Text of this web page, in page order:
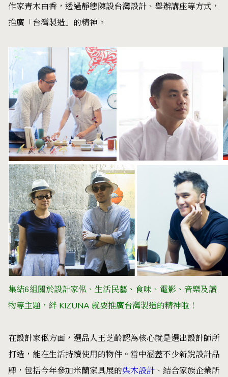
作家青木由香，透過靜態陳設台灣設計、舉辦講座等方式，
推廣「台灣製造」的精神。
集結6組關於設計家俬、生活民藝、食味、電影、音樂及讀
物等主題，絆 KIZUNA 就要推廣台灣製造的精神啦！
在設計家俬方面，選品人王芝齡認為核心就是選出設計師所
打造，能在生活持續使用的物件。當中涵蓋不少新銳設計品
牌，包括今年參加米蘭家具展的柒木設計 、結合家族企業所